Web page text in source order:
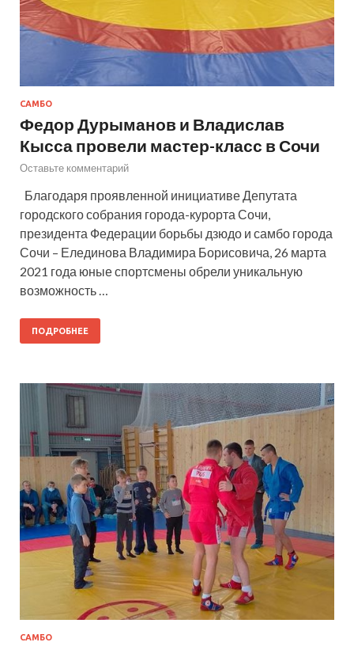
САМБО
Федор Дурыманов и Владислав
Кысса провели мастер-класс в Сочи
Оставьте комментарий
Благодаря проявленной инициативе Депутата
городского собрания города-курорта Сочи,
президента Федерации борьбы дзюдо и самбо города
Сочи – Елединова Владимира Борисовича, 26 марта
2021 года юные спортсмены обрели уникальную
возможность …
ПОДРОБНЕЕ
САМБО